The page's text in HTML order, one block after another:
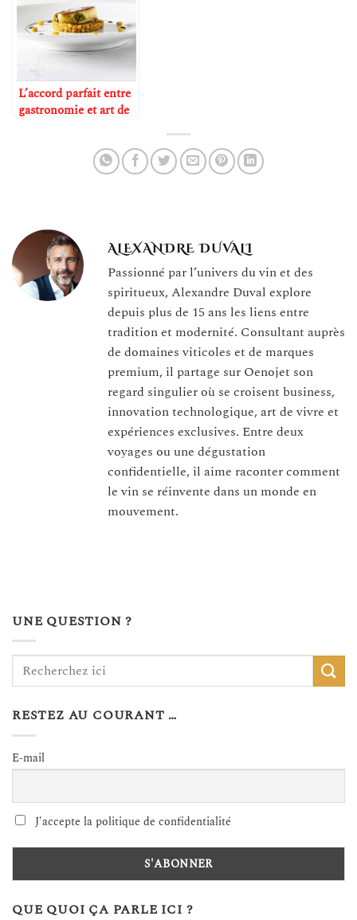
L’accord parfait entre
gastronomie et art de
ALEXANDRE DUVALI
Passionné par l’univers du vin et des
spiritueux, Alexandre Duval explore
depuis plus de 15 ans les liens entre
tradition et modernité. Consultant auprès
de domaines viticoles et de marques
premium, il partage sur Oenojet son
regard singulier où se croisent business,
innovation technologique, art de vivre et
expériences exclusives. Entre deux
voyages ou une dégustation
confidentielle, il aime raconter comment
le vin se réinvente dans un monde en
mouvement.
UNE QUESTION ?
RESTEZ AU COURANT …
E-mail
J'accepte la politique de confidentialité
QUE QUOI ÇA PARLE ICI ?